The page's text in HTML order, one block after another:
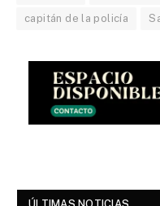
capitán de la policía